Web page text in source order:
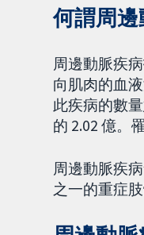
何謂周邊
周邊動脈疾
向肌肉的血
此疾病的數
的 2.02 億。
周邊動脈疾
之一的重症